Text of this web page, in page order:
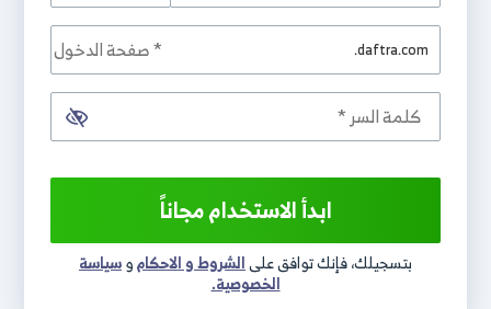
.daftra.com
ابدأ الاستخدام مجاناً
بتسجيلك، فإنك توافق علىالشروط و الاحكاموسياسة
الخصوصية.